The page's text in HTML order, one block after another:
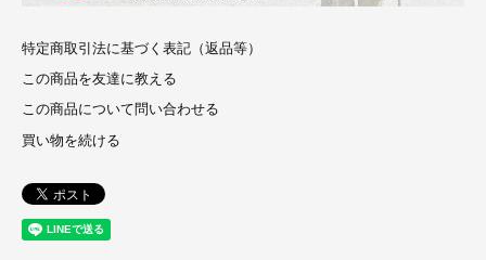
特定商取引法に基づく表記（返品等）
この商品を友達に教える
この商品について問い合わせる
買い物を続ける